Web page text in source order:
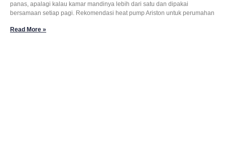
panas, apalagi kalau kamar mandinya lebih dari satu dan dipakai
bersamaan setiap pagi. Rekomendasi heat pump Ariston untuk perumahan
Read More »